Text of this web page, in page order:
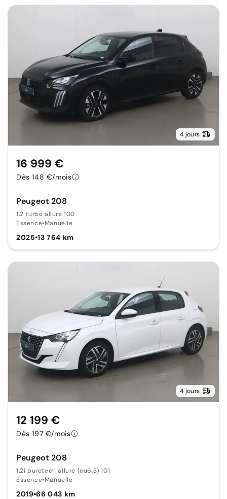
4 jours
Peugeot 208
1.2 turbo allure 100
Essence•Manuelle
2025•13 764 km
16 999 €
Dès 148 €/mois
4 jours
Peugeot 208
1.2i puretech allure (eu6.3) 101
Essence•Manuelle
2019•66 043 km
12 199 €
Dès 197 €/mois